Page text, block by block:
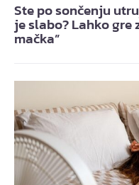
Ste po sončenju
je slabo? Lahko gre
mačka”